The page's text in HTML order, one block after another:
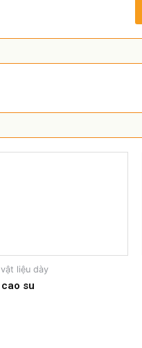
liệu dày
su